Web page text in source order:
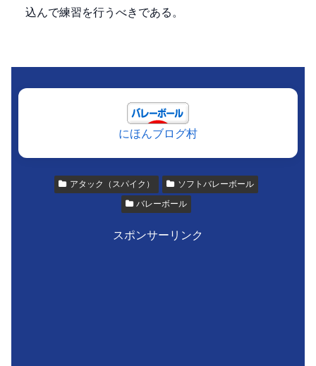
込んで練習を行うべきである。
にほんブログ村
アタック（スパイク）
ソフトバレーボール
バレーボール
スポンサーリンク